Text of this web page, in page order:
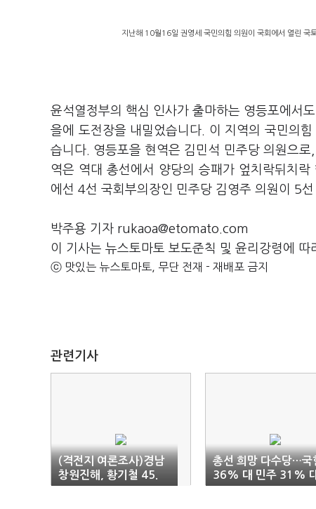
지난해 10월16일 권영세 국민의힘 의원이 국회에서 열린 국
윤석열정부의 핵심 인사가 출마하는 영등포에서
을에 도전장을 내밀었습니다. 이 지역의 국민의
습니다. 영등포을 현역은 김민석 민주당 의원으
역은 역대 총선에서 양당의 승패가 엎치락뒤치
에선 4선 국회부의장인 민주당 김영주 의원이 5선
박주용 기자 rukaoa@etomato.com
이 기사는 뉴스토마토 보도준칙 및 윤리강령에 따
ⓒ 맛있는 뉴스토마토, 무단 전재 - 재배포 금지
관련기사
(격전지 여론조사)경남
창원진해, 황기철 45.
7% 대 이달곤 42.0%
총선 희망 다수당…국
36% 대 민주 31%
제3지대 18%